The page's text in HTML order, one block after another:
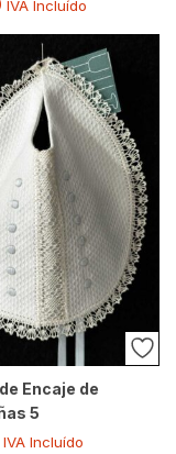
IVA Incluído
Encaje de
5
IVA Incluído